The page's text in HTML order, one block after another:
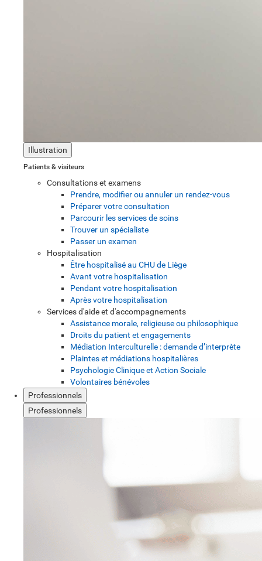
Illustration
Patients & visiteurs
Consultations et examens
Prendre, modifier ou annuler un rendez-vous
Préparer votre consultation
Parcourir les services de soins
Trouver un spécialiste
Passer un examen
Hospitalisation
Être hospitalisé au CHU de Liège
Avant votre hospitalisation
Pendant votre hospitalisation
Après votre hospitalisation
Services d'aide et d'accompagnements
Assistance morale, religieuse ou philosophique
Droits du patient et engagements
Médiation Interculturelle : demande d’interprète
Plaintes et médiations hospitalières
Psychologie Clinique et Action Sociale
Volontaires bénévoles
Professionnels
Professionnels